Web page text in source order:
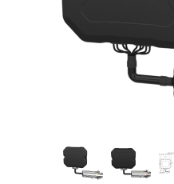
Energiemessung
Energieverteilung
IP, WLAN & GSM Sensorik
IoT - Internet of Things
IPC, Industrielle
Industrielle
Industrielle Computer
IT Netzwerktechnik /
Comet System
CompleTech
Contemporary Controls
Enginko - mcf88